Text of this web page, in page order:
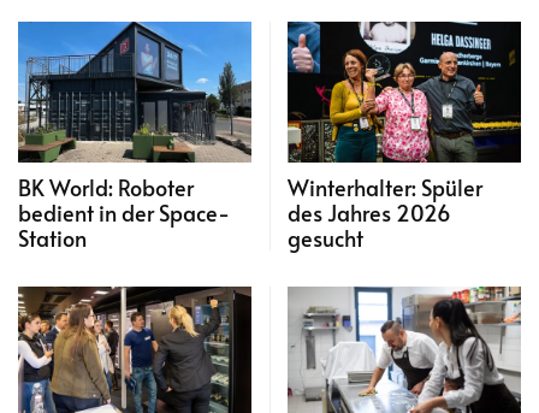
BK World: Roboter
bedient in der Space-
Station
Winterhalter: Spüler
des Jahres 2026
gesucht